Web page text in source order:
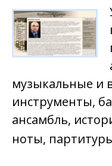
музыкальные и
инструменты,
ансамбль,
ноты,